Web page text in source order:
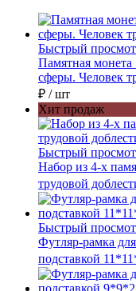
Быстрый
Памятная монета
сферы. Человек
₽ / шт
Хит продаж
Быстрый
Набор из 4-х
трудовой
Быстрый
Футляр-рамка
подставкой